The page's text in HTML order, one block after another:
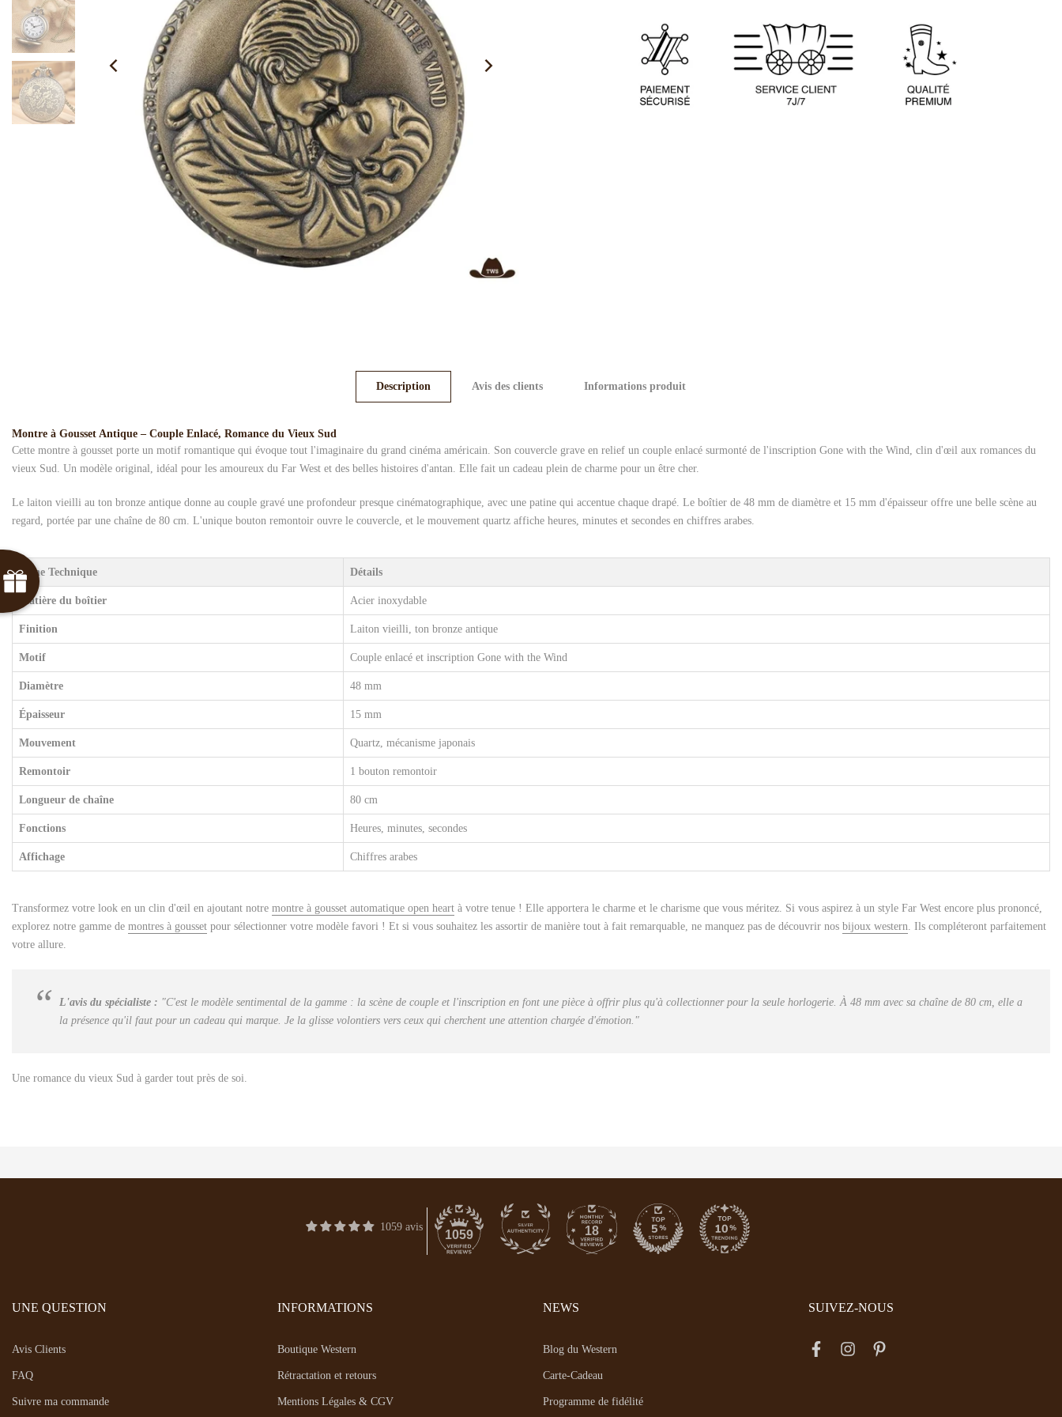
Description Avis des clients Informations produit
Montre à Gousset Antique – Couple Enlacé, Romance du Vieux Sud
Cette montre à gousset porte un motif romantique qui évoque tout l'imaginaire du grand cinéma américain. Son couvercle grave en relief un couple enlacé surmonté de l'inscription Gone with the Wind, clin d'œil aux romances du
vieux Sud. Un modèle original, idéal pour les amoureux du Far West et des belles histoires d'antan. Elle fait un cadeau plein de charme pour un être cher.
Le laiton vieilli au ton bronze antique donne au couple gravé une profondeur presque cinématographique, avec une patine qui accentue chaque drapé. Le boîtier de 48 mm de diamètre et 15 mm d'épaisseur offre une belle scène au
regard, portée par une chaîne de 80 cm. L'unique bouton remontoir ouvre le couvercle, et le mouvement quartz affiche heures, minutes et secondes en chiffres arabes.
Fiche Technique Détails
Matière du boîtier Acier inoxydable
Finition Laiton vieilli, ton bronze antique
Motif Couple enlacé et inscription Gone with the Wind
Diamètre 48 mm
Épaisseur 15 mm
Mouvement Quartz, mécanisme japonais
Remontoir 1 bouton remontoir
Longueur de chaîne 80 cm
Fonctions Heures, minutes, secondes
Affichage Chiffres arabes
Transformez votre look en un clin d'œil en ajoutant notre montre à gousset automatique open heart à votre tenue ! Elle apportera le charme et le charisme que vous méritez. Si vous aspirez à un style Far West encore plus prononcé,
explorez notre gamme de montres à gousset pour sélectionner votre modèle favori ! Et si vous souhaitez les assortir de manière tout à fait remarquable, ne manquez pas de découvrir nos bijoux western. Ils compléteront parfaitement
votre allure.
L'avis du spécialiste : "C'est le modèle sentimental de la gamme : la scène de couple et l'inscription en font une pièce à offrir plus qu'à collectionner pour la seule horlogerie. À 48 mm avec sa chaîne de 80 cm, elle a
la présence qu'il faut pour un cadeau qui marque. Je la glisse volontiers vers ceux qui cherchent une attention chargée d'émotion."
Une romance du vieux Sud à garder tout près de soi.
1059 avis
1059 18
UNE QUESTION
Avis Clients
FAQ
Suivre ma commande
INFORMATIONS
Boutique Western
Rétractation et retours
Mentions Légales & CGV
NEWS
Blog du Western
Carte-Cadeau
Programme de fidélité
SUIVEZ-NOUS